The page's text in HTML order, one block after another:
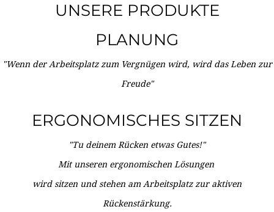
UNSERE PRODUKTE
PLANUNG
"Wenn der Arbeitsplatz zum Vergnügen wird, wird das Leben zur
Freude"
ERGONOMISCHES SITZEN
"Tu deinem Rücken etwas Gutes!"
Mit unseren ergonomischen Lösungen
wird sitzen und stehen am Arbeitsplatz zur aktiven
Rückenstärkung.